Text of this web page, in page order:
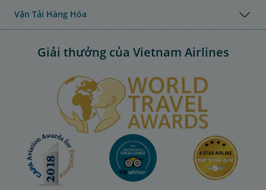
Vận Tải Hàng Hóa
Giải thưởng của Vietnam Airlines